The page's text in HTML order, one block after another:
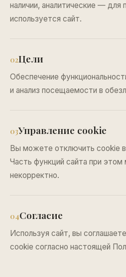
наличии, аналитические — для
используется сайт.
02Цели
Обеспечение
и анализ посещаемости в
03Управление cookie
Вы можете отключить cookie в
Часть функций сайта при
некорректно.
04Согласие
Используя сайт, вы
cookie согласно настоящей